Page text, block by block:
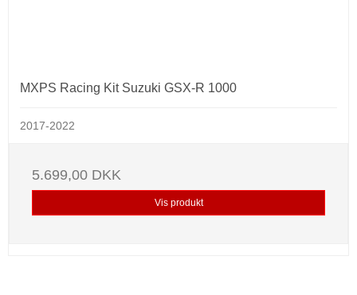
MXPS Racing Kit Suzuki GSX-R 1000
2017-2022
5.699,00 DKK
Vis produkt